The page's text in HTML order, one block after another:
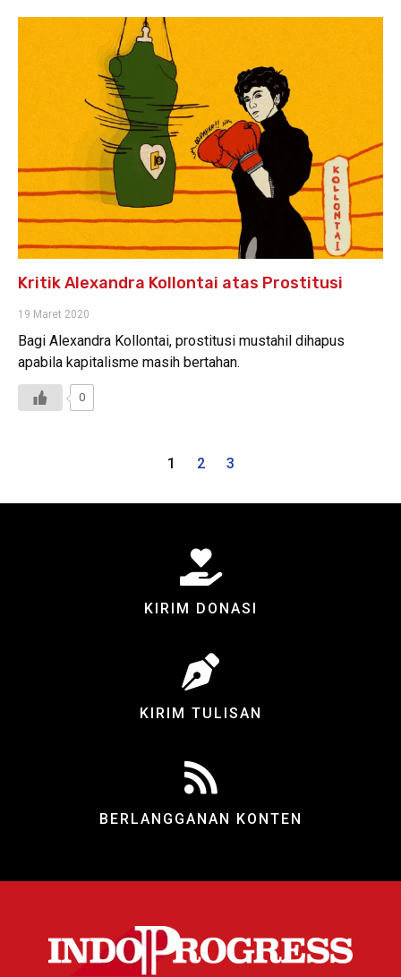
Kritik Alexandra Kollontai atas Prostitusi
19 Maret 2020
Bagi Alexandra Kollontai, prostitusi mustahil dihapus
apabila kapitalisme masih bertahan.
0
1 2 3
KIRIM DONASI
KIRIM TULISAN
BERLANGGANAN KONTEN